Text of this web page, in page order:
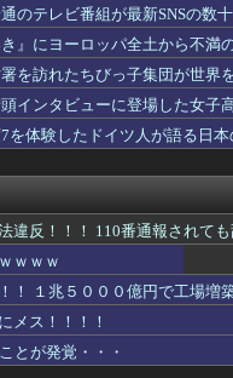
ガスか…経産省、全国の...
様…」→「日本を笑って...
ｗｗｗｗｗ...
バー攻撃 性能評...
家は使わない」
イブ配信中に死亡
…！」外国人を夢中にに...
われ、代金ももらえず...
北すらあり得...
に海外びっくり仰天！...
てしまう
しい状況
違うぞ」→煽り投稿...
」自認
貼る人々、公職選挙法...
テレビ番組が最新SNSの数
』にヨーロッパ全土から不満
を訪れたちびっ子集団が世界
インタビューに登場した女子
体験したドイツ人が語る日
違反！！！ 110番通報されて
ｗｗｗ
！ １兆５０００億円で工場増
メス！！！！
とが発覚・・・